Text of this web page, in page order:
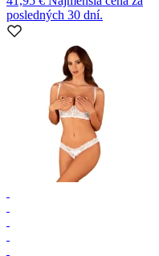
posledných 30 dní.